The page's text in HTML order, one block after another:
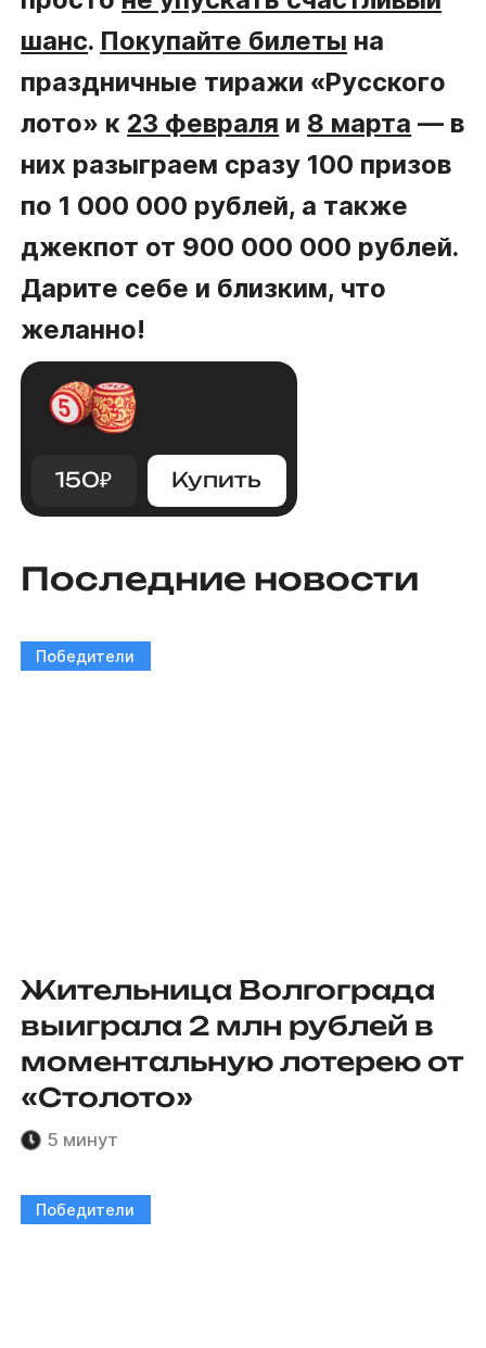
шанс. Покупайте билеты на
праздничные тиражи «Русского
лото» к 23 февраля и 8 марта — в
них разыграем сразу 100 призов
по 1 000 000 рублей, а также
джекпот от 900 000 000 рублей.
Дарите себе и близким, что
желанно!
150₽ Купить
Последние новости
Победители
Жительница Волгограда
выиграла 2 млн рублей в
моментальную лотерею от
«Столото»
5 минут
Победители